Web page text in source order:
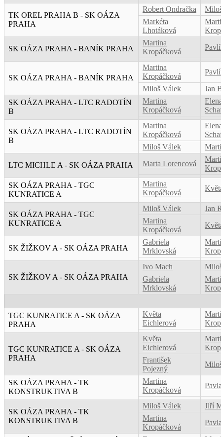
TK OREL PRAHA B - SK OÁZA
PRAHA
Robert Ondračka
Markéta
Lhotáková
SK OÁZA PRAHA - BANÍK PRAHA
Martina
Kropáčková
SK OÁZA PRAHA - BANÍK PRAHA
Martina
Kropáčková
Miloš Válek
Jan
SK OÁZA PRAHA - LTC RADOTÍN
B
Martina
Kropáčková
SK OÁZA PRAHA - LTC RADOTÍN
B
Martina
Kropáčková
Miloš Válek
LTC MICHLE A - SK OÁZA PRAHA Marta Lorencová
SK OÁZA PRAHA - TGC
KUNRATICE A
Martina
Kropáčková
SK OÁZA PRAHA - TGC
KUNRATICE A
Miloš Válek
Jan
Martina
Kropáčková
SK ŽIŽKOV A - SK OÁZA PRAHA
Gabriela
Mrklovská
SK ŽIŽKOV A - SK OÁZA PRAHA
Ivo Mach
Gabriela
Mrklovská
TGC KUNRATICE A - SK OÁZA
PRAHA
Květa
Eichlerová
TGC KUNRATICE A - SK OÁZA
PRAHA
Květa
Eichlerová
František
Pojezný
SK OÁZA PRAHA - TK
KONSTRUKTIVA B
Martina
Kropáčková
SK OÁZA PRAHA - TK
KONSTRUKTIVA B
Miloš Válek
Jiří
Martina
Kropáčková